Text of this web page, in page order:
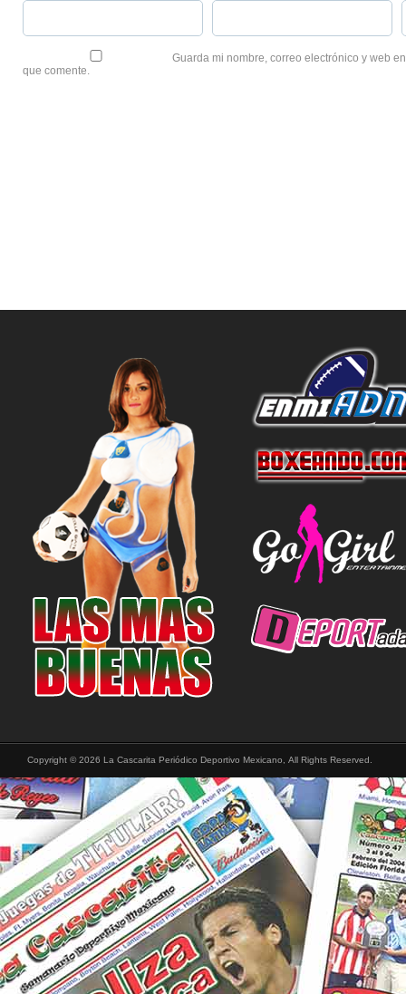
Guarda mi nombre, correo electrónico y web
que comente.
Copyright © 2026 La Cascarita Periódico Deportivo Mexicano, All Rights Reserved.